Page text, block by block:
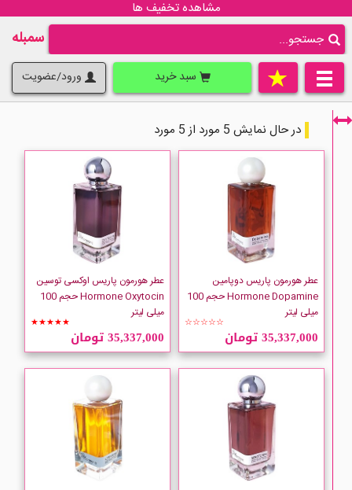
مشاهده تخفیف ها
سمبله
سبد خرید ورود/عضویت
فقط نمایش کالاهای موجود
Hormone
در حال نمایش 5 مورد از 5 مورد
عطر هورمون پاریس دوپامین
Hormone Dopamine حجم 100
میلی لیتر
☆☆☆☆☆
35,337,000 تومان
عطر هورمون پاریس اوکسی توسین
Hormone Oxytocin حجم 100
میلی لیتر
★★★★★
35,337,000 تومان